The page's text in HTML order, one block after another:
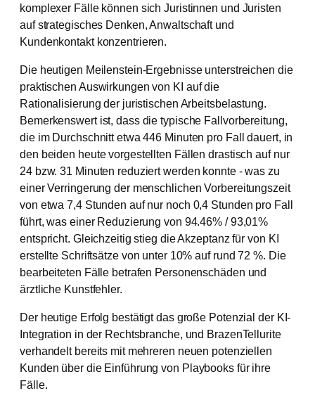
komplexer Fälle können sich Juristinnen und Juristen
auf strategisches Denken, Anwaltschaft und
Kundenkontakt konzentrieren.
Die heutigen Meilenstein-Ergebnisse unterstreichen die
praktischen Auswirkungen von KI auf die
Rationalisierung der juristischen Arbeitsbelastung.
Bemerkenswert ist, dass die typische Fallvorbereitung,
die im Durchschnitt etwa 446 Minuten pro Fall dauert, in
den beiden heute vorgestellten Fällen drastisch auf nur
24 bzw. 31 Minuten reduziert werden konnte - was zu
einer Verringerung der menschlichen Vorbereitungszeit
von etwa 7,4 Stunden auf nur noch 0,4 Stunden pro Fall
führt, was einer Reduzierung von 94.46% / 93,01%
entspricht. Gleichzeitig stieg die Akzeptanz für von KI
erstellte Schriftsätze von unter 10% auf rund 72 %. Die
bearbeiteten Fälle betrafen Personenschäden und
ärztliche Kunstfehler.
Der heutige Erfolg bestätigt das große Potenzial der KI-
Integration in der Rechtsbranche, und BrazenTellurite
verhandelt bereits mit mehreren neuen potenziellen
Kunden über die Einführung von Playbooks für ihre
Fälle.